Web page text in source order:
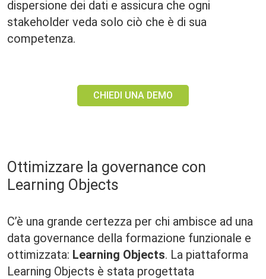
dispersione dei dati e assicura che ogni
stakeholder veda solo ciò che è di sua
competenza.
CHIEDI UNA DEMO
Ottimizzare la governance con
Learning Objects
C’è una grande certezza per chi ambisce ad una
data governance della formazione funzionale e
ottimizzata: Learning Objects. La piattaforma
Learning Objects è stata progettata